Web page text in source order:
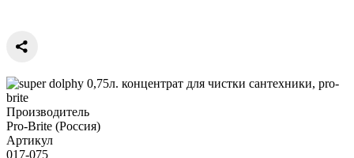
Производитель
Pro-Brite (Россия)
Артикул
017-075